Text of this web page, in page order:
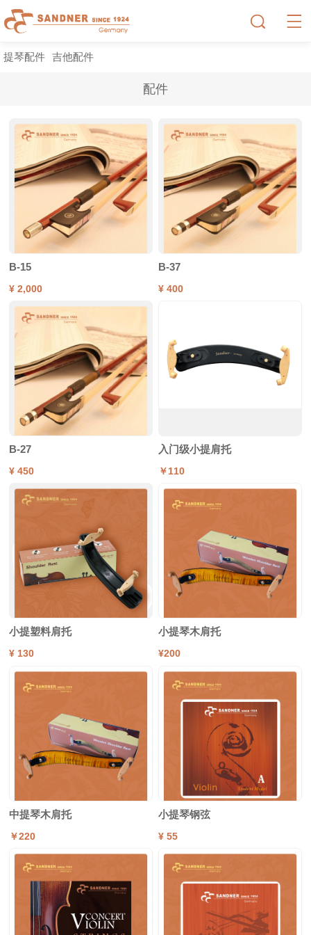
提琴配件 吉他配件
配件
B-15
¥ 2,000
B-37
¥ 400
B-27
¥ 450
入门级小提肩托
￥110
小提塑料肩托
¥ 130
小提琴木肩托
¥200
中提琴木肩托
￥220
小提琴钢弦
¥ 55